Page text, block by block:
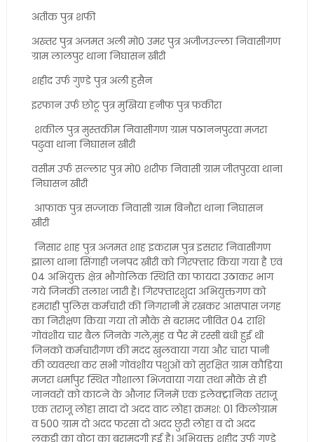
अतीक पुत्र शफी
अख्तर पुत्र अजमत अली मो0 उमर पुत्र अजीजउल्ला निवासीगण
ग्राम लालपुर थाना निघासन खीरी
शहीद उर्फ गुण्डे पुत्र अली हुसैन
इरफान उर्फ छोटू पुत्र मुखिया हनीफ पुत्र फकीरा
शकील पुत्र मुस्तकीम निवासीगण ग्राम पठाननपुरवा मजरा
पढुवा थाना निघासन खीरी
वसीम उर्फ सल्लार पुत्र मो0 शरीफ निवासी ग्राम जीतपुरवा थाना
निघासन खीरी
आफाक पुत्र सज्जाक निवासी ग्राम बिनौरा थाना निघासन
खीरी
निसार शाह पुत्र अजमत शाह इकराम पुत्र इसरार निवासीगण
झाला थाना सिंगाही जनपद खीरी को गिरफ्तार किया गया है एवं
04 अभियुक्त क्षेत्र भौगोलिक स्थिति का फायदा उठाकर भाग
गये जिनकी तलाश जारी है। गिरफ्तारशुदा अभियुक्तगण को
हमराही पुलिस कर्मचारी की निगरानी में रखकर आसपास जगह
का निरीक्षण किया गया तो मौके से बरामद जीवित 04 राशि
गोवंशीय चार बैल जिनके गले,मुंह व पैर में रस्सी बंधी हुई थी
जिनको कर्मचारीगण की मदद खुलवाया गया और चारा पानी
की व्यवस्था कर सभी गोवंशीय पशुओं को सुरक्षित ग्राम कौड़िया
मजरा धर्मापुर स्थित गौशाला भिजवाया गया तथा मौके से ही
जानवरों को काटने के औजार जिनमें एक इलेक्ट्रानिक तराजू
एक तराजू लोहा सादा दो अदद वाट लोहा क्रमश: 01 किलोग्राम
व 500 ग्राम दो अदद फरसा दो अदद छुरी लोहा व दो अदद
लकड़ी का वोटा का बरामदगी हुई है। अभियुक्त शहीद उर्फ गुण्डे